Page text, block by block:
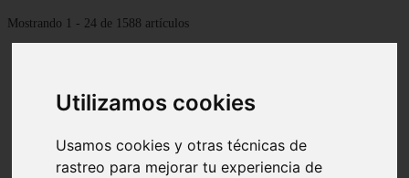
Utilizamos cookies
Usamos cookies y otras técnicas de
rastreo para mejorar tu experiencia de
Mostrando 1 - 24 de 1588 artículos